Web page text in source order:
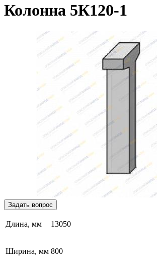
Колонна 5К120-1
Задать вопрос
Длина, мм 13050
Ширина, мм 800